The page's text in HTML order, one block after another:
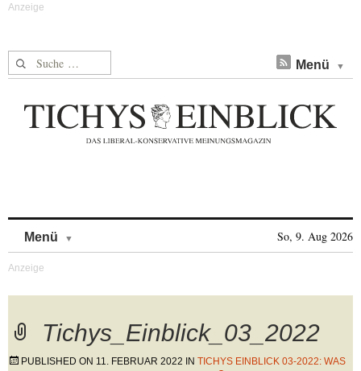
Suche nach: Menü
Menü So, 9. Aug 2026
Tichys_Einblick_03_2022
PUBLISHED ON 11. FEBRUAR 2022 IN TICHYS EINBLICK 03-2022: WAS